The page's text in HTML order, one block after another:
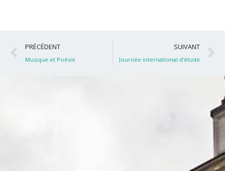
Précédent
PRÉCÉDENT
Musique et Poésie
SUIVANT
Journée international d’étude